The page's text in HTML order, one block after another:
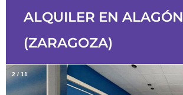
ALQUILER EN ALAGÓN
(ZARAGOZA)
2 / 11